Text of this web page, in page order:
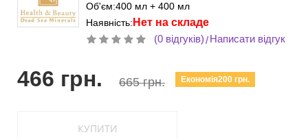
Об'єм:400 мл + 400 мл
Наявність: Нет на складе
(0 відгуків)/Написати відгук
466 грн. 665 грн. Економія200 грн.
КУПИТИ